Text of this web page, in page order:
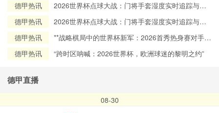
德甲热讯
2026世界杯点球大战：门将手套湿度实时追踪与赛
德甲热讯
2026世界杯点球大战：门将手套湿度实时追踪与赛
德甲热讯
**战略棋局中的世界杯新军：2026首秀热身赛对手的
德甲热讯 “跨时区呐喊：2026世界杯，欧洲球迷的黎明之约”
德甲直播
08-30